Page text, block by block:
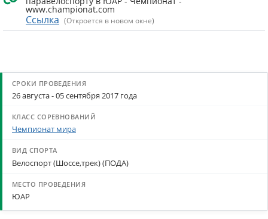
www.championat.com
Ссылка (Откроется в новом окне)
26 августа - 05 сентября 2017 года
Чемпионат мира
Велоспорт (Шоссе,трек) (ПОДА)
ЮАР